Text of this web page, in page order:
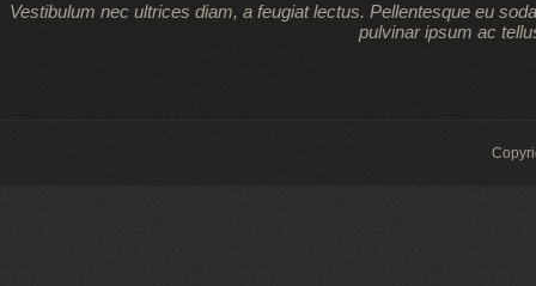
Vestibulum nec ultrices diam, a feugiat lectus. Pellentesque eu
pulvinar ipsum ac